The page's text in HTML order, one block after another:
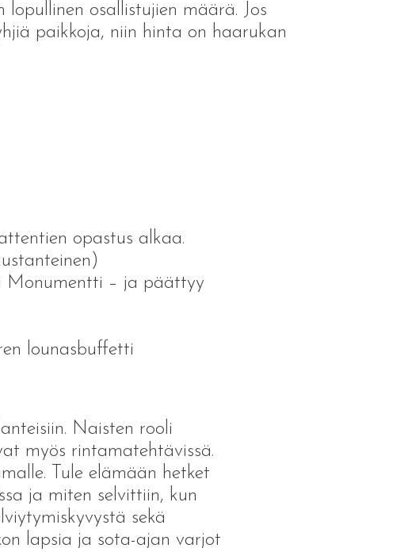
osallistujien määrä. Jos
paikkoja, niin hinta on haarukan
opastus alkaa.
Monumentti – ja päättyy
lounasbuffetti
Naisten rooli
myös rintamatehtävissä.
Tule elämään hetket
ja miten selvittiin, kun
sekä
lapsia ja sota-ajan varjot